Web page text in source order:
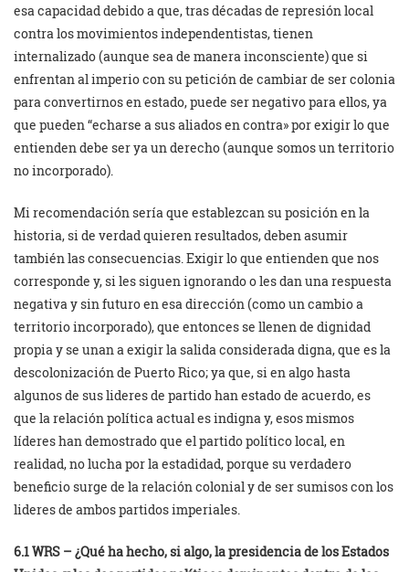
esa capacidad debido a que, tras décadas de represión local
contra los movimientos independentistas, tienen
internalizado (aunque sea de manera inconsciente) que si
enfrentan al imperio con su petición de cambiar de ser colonia
para convertirnos en estado, puede ser negativo para ellos, ya
que pueden “echarse a sus aliados en contra» por exigir lo que
entienden debe ser ya un derecho (aunque somos un territorio
no incorporado).
Mi recomendación sería que establezcan su posición en la
historia, si de verdad quieren resultados, deben asumir
también las consecuencias. Exigir lo que entienden que nos
corresponde y, si les siguen ignorando o les dan una respuesta
negativa y sin futuro en esa dirección (como un cambio a
territorio incorporado), que entonces se llenen de dignidad
propia y se unan a exigir la salida considerada digna, que es la
descolonización de Puerto Rico; ya que, si en algo hasta
algunos de sus lideres de partido han estado de acuerdo, es
que la relación política actual es indigna y, esos mismos
líderes han demostrado que el partido político local, en
realidad, no lucha por la estadidad, porque su verdadero
beneficio surge de la relación colonial y de ser sumisos con los
lideres de ambos partidos imperiales.
6.1 WRS – ¿Qué ha hecho, si algo, la presidencia de los Estados